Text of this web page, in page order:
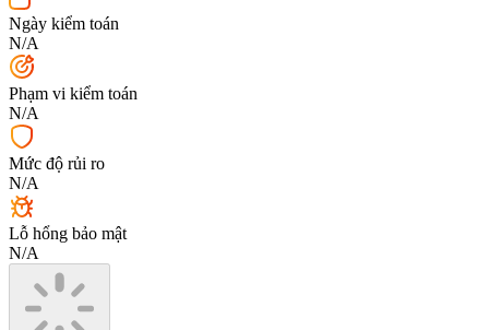
Ngày kiểm toán
N/A
Phạm vi kiểm toán
N/A
Mức độ rủi ro
N/A
Lỗ hổng bảo mật
N/A